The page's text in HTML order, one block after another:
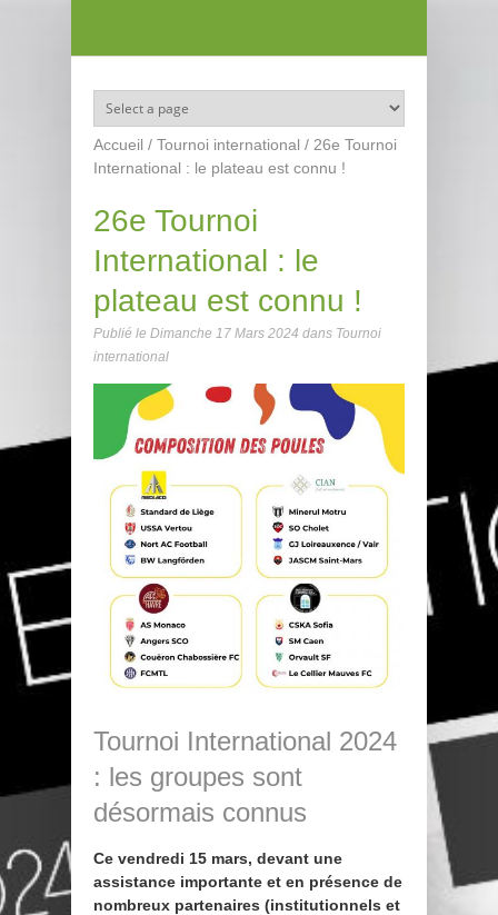
Accueil / Tournoi international / 26e Tournoi
International : le plateau est connu !
26e Tournoi
International : le
plateau est connu !
Publié le Dimanche 17 Mars 2024 dans Tournoi
international
Tournoi International 2024
: les groupes sont
désormais connus
Ce vendredi 15 mars, devant une
assistance importante et en présence de
nombreux partenaires (institutionnels et